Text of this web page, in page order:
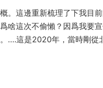
這邊重新梳理了下我目前
啥這次不偷懶？因爲我要
….這是2020年，當時剛從